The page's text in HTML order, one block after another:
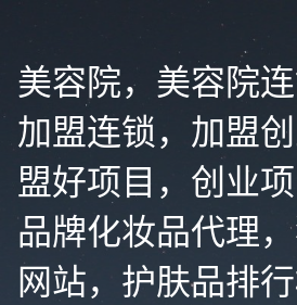
美容院，美容院
加盟连锁，加盟
盟好项目，创业
品牌化妆品代理
网站，护肤品排行